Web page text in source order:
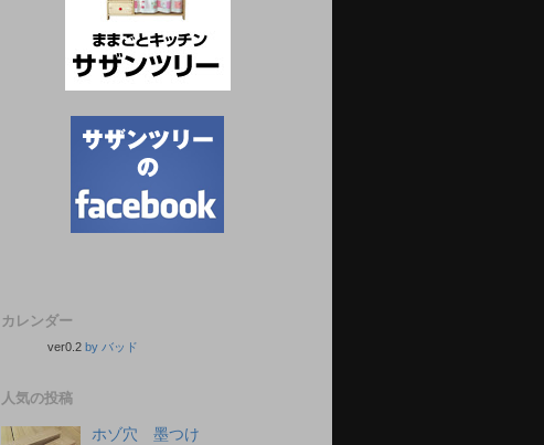
カレンダー
ver0.2 by バッド
人気の投稿
ホゾ穴 墨つけ